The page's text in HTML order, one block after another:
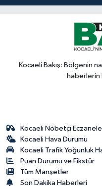
Kocaeli Bakış: Bölgenin
haberlerin
Kocaeli Nöbetçi
Kocaeli Hava Durumu
Kocaeli Trafik Yoğunluk
Puan Durumu ve Fikstür
Tüm Manşetler
Son Dakika Haberleri